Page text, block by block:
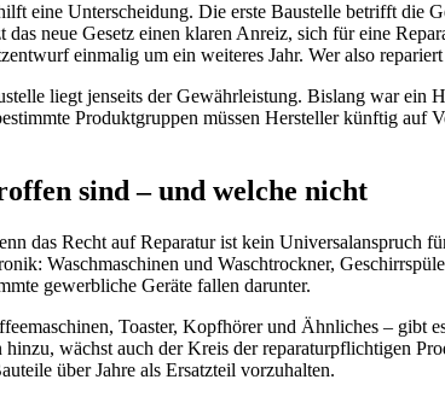
eine Unterscheidung. Die erste Baustelle betrifft die
das neue Gesetz einen klaren Anreiz, sich für eine
einmalig um ein weiteres Jahr. Wer also
liegt jenseits der Gewährleistung. Bislang war ein
Produktgruppen müssen Hersteller künftig
sind – und welche nicht
das Recht auf Reparatur ist kein Universalanspruch
Waschmaschinen und Waschtrockner,
gewerbliche Geräte fallen darunter.
Toaster, Kopfhörer und Ähnliches – gibt
wächst auch der Kreis der reparaturpflichtigen
über Jahre als Ersatzteil vorzuhalten.